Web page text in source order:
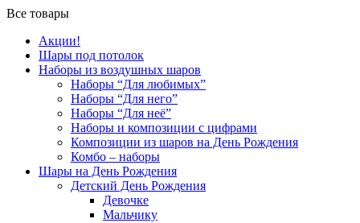
Все товары
Акции!
Шары под потолок
Наборы из воздушных шаров
Наборы “Для любимых”
Наборы “Для него”
Наборы “Для неё”
Наборы и композиции с цифрами
Композиции из шаров на День Рождения
Комбо – наборы
Шары на День Рождения
Детский День Рождения
Девочке
Мальчику